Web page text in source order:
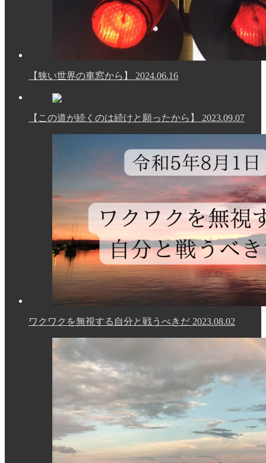
【狭い世界の車窓から】 2024.06.16
【この道が続くのは続けと願ったから】 2023.09.07
ワクワクを無視する自分と戦うべきだ 2023.08.02